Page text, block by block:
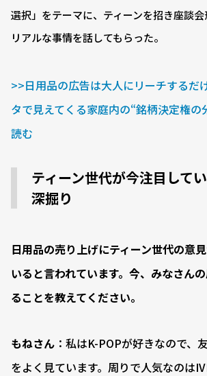
選択」をテーマに、ティーンを招き座談
リアルな事情を話してもらった。
>>日用品の広告は大人にリーチするだ
タで見えてくる家庭内の“銘柄決定権の
読む
ティーン世代が今注目して
深掘り
――日用品の売り上げにティーン世代の意
いると言われています。今、みなさん
ることを教えてください。
もねさん ：私はK-POPが好きなので、
をよく見ています。周りで人気なのは